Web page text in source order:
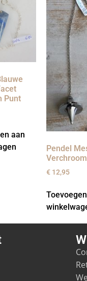
Punt
aan
Pendel
€ 12,95